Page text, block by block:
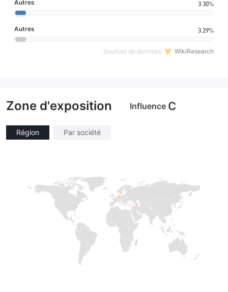
Autres 3.30%
Autres 3.29%
Sources de données WikiResearch
Zone d'exposition Influence C
Région Par société